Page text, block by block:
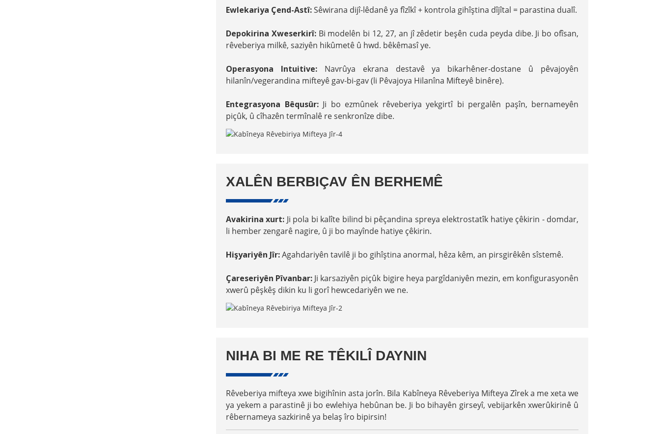
Ewlekariya Çend-Astî:Sêwirana dijî-lêdanê ya fîzîkî + kontrola gihîştina dîjîtal = parastina dualî.
Depokirina Xweserkirî: Bi modelên bi 12, 27, an jî zêdetir beşên cuda peyda dibe. Ji bo ofîsan,
rêveberiya milkê, saziyên hikûmetê û hwd. bêkêmasî ye.
Operasyona Intuitive:
Navrûya ekrana destavê ya bikarhêner-dostane û pêvajoyên
hilanîn/vegerandina mifteyê gav-bi-gav (li Pêvajoya Hilanîna Mifteyê binêre).
Entegrasyona Bêqusûr: Ji bo ezmûnek rêveberiya yekgirtî bi pergalên paşîn, bernameyên
piçûk, û cîhazên termînalê re senkronîze dibe.
XALÊN BERBIÇAV ÊN BERHEMÊ
Avakirina xurt: Ji pola bi kalîte bilind bi pêçandina spreya elektrostatîk hatiye çêkirin - domdar,
li hember zengarê nagire, û ji bo mayînde hatiye çêkirin.
Hişyariyên Jîr:Agahdariyên tavilê ji bo gihîştina anormal, hêza kêm, an pirsgirêkên sîstemê.
Çareseriyên Pîvanbar: Ji karsaziyên piçûk bigire heya pargîdaniyên mezin, em konfigurasyonên
xwerû pêşkêş dikin ku li gorî hewcedariyên we ne.
NIHA BI ME RE TÊKILÎ DAYNIN
Rêveberiya mifteya xwe bigihînin asta jorîn. Bila Kabîneya Rêveberiya Mifteya Zîrek a me xeta we
ya yekem a parastinê ji bo ewlehiya hebûnan ​​be. Ji bo bihayên girseyî, vebijarkên xwerûkirinê û
rêbernameya sazkirinê ya belaş îro bipirsin!